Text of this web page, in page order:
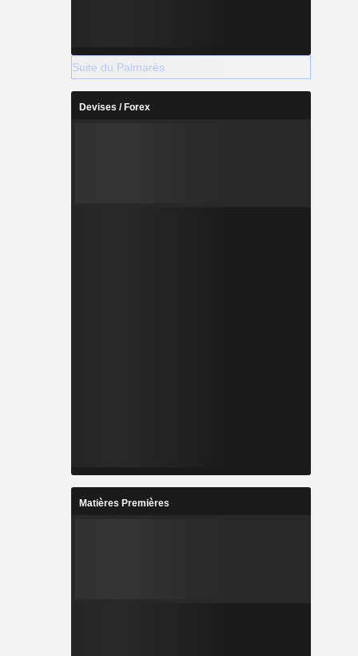
Suite du Palmarès
Devises / Forex
Matières Premières